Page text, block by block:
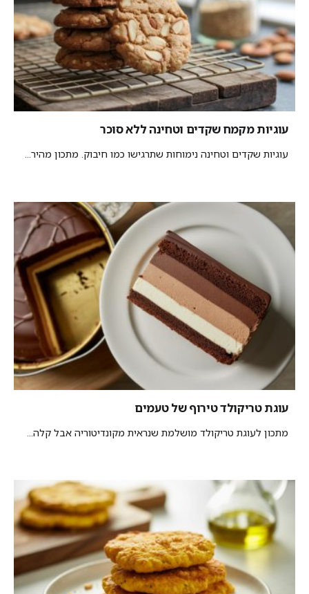
עוגיות מקמח שקדים וטחינה ללא סוכר
עוגיות שקדים וטחינה נימוחות שתרגישו כמו חיבוק. מתכון מהיר...
עוגת טריקולד טירוף של טעמים
מתכון לעוגת טריקולד מושלמת שנראית מקונדיטוריה אבל קלה...